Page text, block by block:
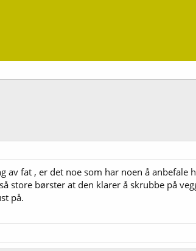
av fat , er det noe som har noen å
store børster at den klarer å skrubbe på
på.